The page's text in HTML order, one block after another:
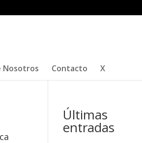
Nosotros Contacto X
Últimas
entradas